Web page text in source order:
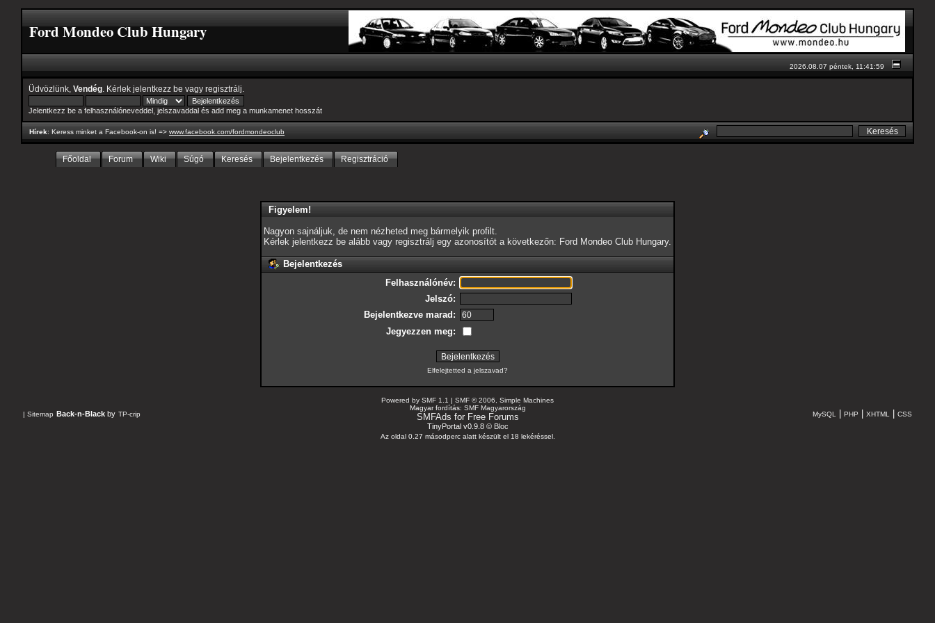
Ford Mondeo Club Hungary
2026.08.07 péntek, 11:41:59
Üdvözlünk, Vendég . Kérlek jelentkezz be vagy regisztrálj
Jelentkezz be a felhasználóneveddel, jelszavaddal és add meg a munkamenet hosszát
Hírek: Keress minket a Facebook-on is! => www.facebook.com/fordmondeoclub
Főoldal Forum Wiki Súgó Keresés Bejelentkezés Regisztráció
Figyelem!
Nagyon sajnáljuk, de nem nézheted meg bármelyik profilt.
Kérlek jelentkezz be alább vagy regisztrálj egy azonosítót a következőn: Ford Mondeo Club Hungary.
Bejelentkezés
Felhasználónév:
Jelszó:
Bejelentkezve marad:
Jegyezzen meg:
Elfelejtetted a jelszavad?
| Sitemap Back-n-Black by TP-crip
Powered by SMF 1.1 | SMF © 2006, Simple Machines
Magyar fordítás: SMF Magyarország
SMFAds for Free Forums
TinyPortal v0.9.8 © Bloc
MySQL PHP XHTML CSS
Az oldal 0.27 másodperc alatt készült el 18 lekéréssel.